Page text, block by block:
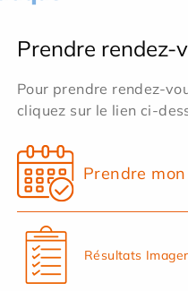
Prendre rendez-
Pour prendre rendez-
cliquez sur le lien ci-
Prendre
Résultats